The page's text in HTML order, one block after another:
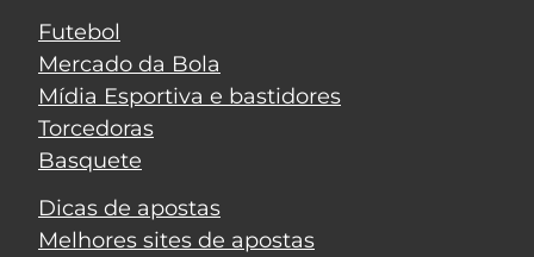
Futebol
Mercado da Bola
Mídia Esportiva e bastidores
Torcedoras
Basquete
Dicas de apostas
Melhores sites de apostas